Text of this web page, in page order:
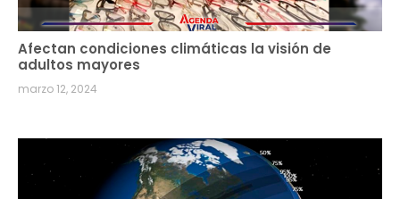
Afectan condiciones climáticas la visión de
adultos mayores
marzo 12, 2024